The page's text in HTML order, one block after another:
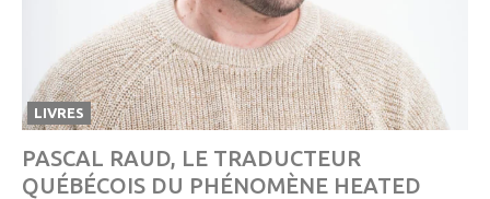
LIVRES
PASCAL RAUD, LE TRADUCTEUR
QUÉBÉCOIS DU PHÉNOMÈNE HEATED